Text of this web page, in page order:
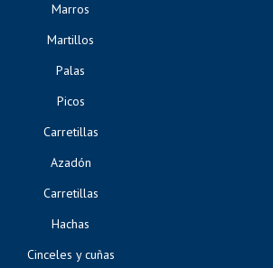
Marros
Martillos
Palas
Picos
Carretillas
Azadón
Carretillas
Hachas
Cinceles y cuñas